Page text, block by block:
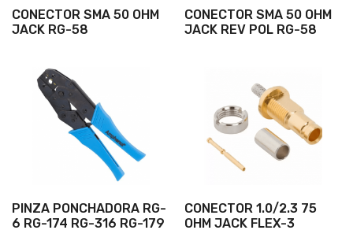
CONECTOR SMA 50 OHM
JACK RG-58
CONECTOR SMA 50 OHM
JACK REV POL RG-58
PINZA PONCHADORA RG-
6 RG-174 RG-316 RG-179
CONECTOR 1.0/2.3 75
OHM JACK FLEX-3